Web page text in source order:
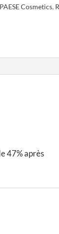
r
v
PAESE Cosmetics,
47% après